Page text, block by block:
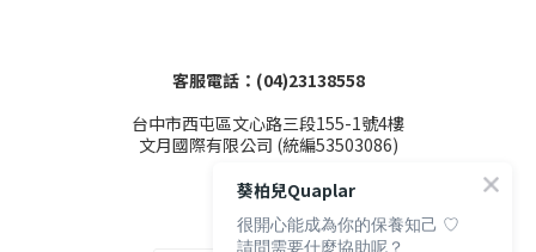
客服電話：(04)23138558
台中市西屯區文心路三段155-1號4樓
文月國際有限公司 (統編53503086)
葵柏兒Quaplar
很開心能成為你的保養知己 ♡
請問需要什麼協助呢？